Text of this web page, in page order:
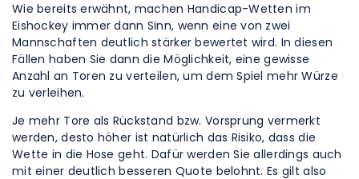
Wie bereits erwähnt, machen Handicap-Wetten im
Eishockey immer dann Sinn, wenn eine von zwei
Mannschaften deutlich stärker bewertet wird. In diesen
Fällen haben Sie dann die Möglichkeit, eine gewisse
Anzahl an Toren zu verteilen, um dem Spiel mehr Würze
zu verleihen.
Je mehr Tore als Rückstand bzw. Vorsprung vermerkt
werden, desto höher ist natürlich das Risiko, dass die
Wette in die Hose geht. Dafür werden Sie allerdings auch
mit einer deutlich besseren Quote belohnt. Es gilt also